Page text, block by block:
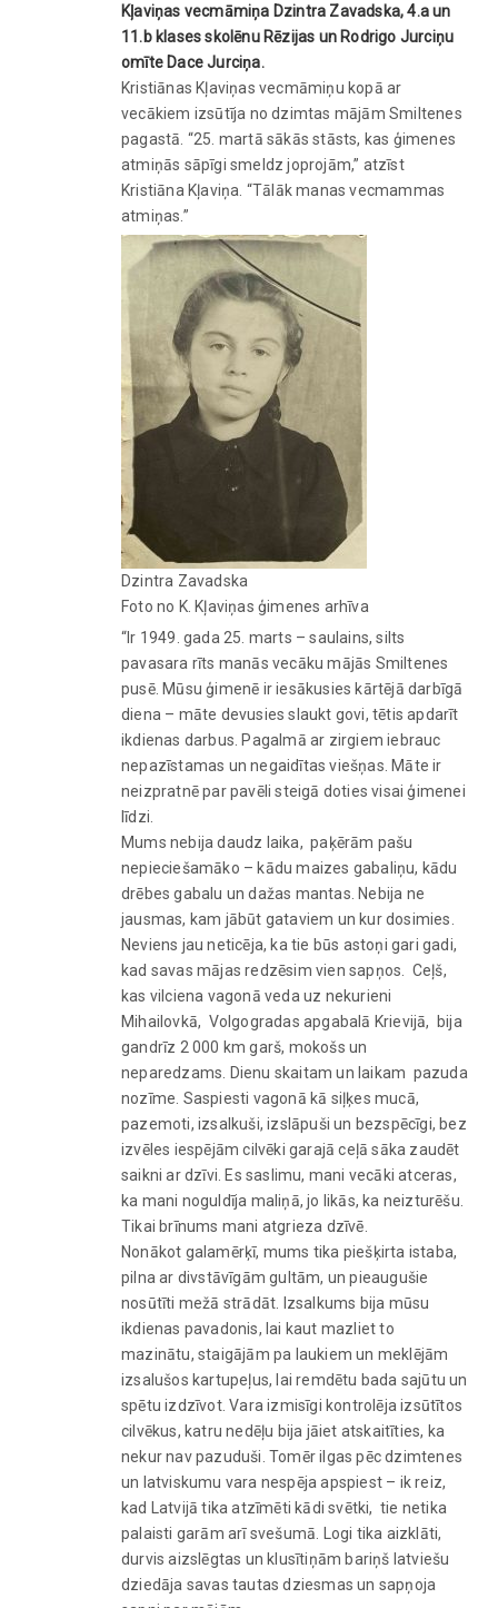
Kļaviņas vecmāmiņa Dzintra Zavadska, 4.a un
11.b klases skolēnu Rēzijas un Rodrigo Jurciņu
omīte Dace Jurciņa.
Kristiānas Kļaviņas vecmāmiņu kopā ar
vecākiem izsūtīja no dzimtas mājām Smiltenes
pagastā. “25. martā sākās stāsts, kas ģimenes
atmiņās sāpīgi smeldz joprojām,” atzīst
Kristiāna Kļaviņa. “Tālāk manas vecmammas
atmiņas.”
Dzintra Zavadska
Foto no K. Kļaviņas ģimenes arhīva
“Ir 1949. gada 25. marts – saulains, silts
pavasara rīts manās vecāku mājās Smiltenes
pusē. Mūsu ģimenē ir iesākusies kārtējā darbīgā
diena – māte devusies slaukt govi, tētis apdarīt
ikdienas darbus. Pagalmā ar zirgiem iebrauc
nepazīstamas un negaidītas viešņas. Māte ir
neizpratnē par pavēli steigā doties visai ģimenei
līdzi.
Mums nebija daudz laika, paķērām pašu
nepieciešamāko – kādu maizes gabaliņu, kādu
drēbes gabalu un dažas mantas. Nebija ne
jausmas, kam jābūt gataviem un kur dosimies.
Neviens jau neticēja, ka tie būs astoņi gari gadi,
kad savas mājas redzēsim vien sapņos. Ceļš,
kas vilciena vagonā veda uz nekurieni
Mihailovkā, Volgogradas apgabalā Krievijā, bija
gandrīz 2 000 km garš, mokošs un
neparedzams. Dienu skaitam un laikam pazuda
nozīme. Saspiesti vagonā kā siļķes mucā,
pazemoti, izsalkuši, izslāpuši un bezspēcīgi, bez
izvēles iespējām cilvēki garajā ceļā sāka zaudēt
saikni ar dzīvi. Es saslimu, mani vecāki atceras,
ka mani noguldīja maliņā, jo likās, ka neizturēšu.
Tikai brīnums mani atgrieza dzīvē.
Nonākot galamērķī, mums tika piešķirta istaba,
pilna ar divstāvīgām gultām, un pieaugušie
nosūtīti mežā strādāt. Izsalkums bija mūsu
ikdienas pavadonis, lai kaut mazliet to
mazinātu, staigājām pa laukiem un meklējām
izsalušos kartupeļus, lai remdētu bada sajūtu un
spētu izdzīvot. Vara izmisīgi kontrolēja izsūtītos
cilvēkus, katru nedēļu bija jāiet atskaitīties, ka
nekur nav pazuduši. Tomēr ilgas pēc dzimtenes
un latviskumu vara nespēja apspiest – ik reiz,
kad Latvijā tika atzīmēti kādi svētki, tie netika
palaisti garām arī svešumā. Logi tika aizklāti,
durvis aizslēgtas un klusītiņām bariņš latviešu
dziedāja savas tautas dziesmas un sapņoja